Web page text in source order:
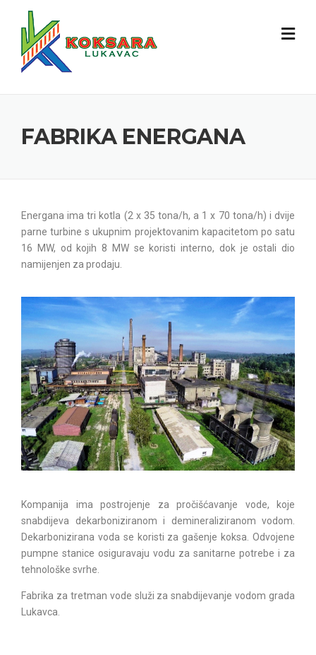
FABRIKA ENERGANA
Energana ima tri kotla (2 x 35 tona/h, a 1 x 70 tona/h) i dvije
parne turbine s ukupnim projektovanim kapacitetom po satu
16 MW, od kojih 8 MW se koristi interno, dok je ostali dio
namijenjen za prodaju.
Kompanija ima postrojenje za pročišćavanje vode, koje
snabdijeva dekarboniziranom i demineraliziranom vodom.
Dekarbonizirana voda se koristi za gašenje koksa. Odvojene
pumpne stanice osiguravaju vodu za sanitarne potrebe i za
tehnološke svrhe.
Fabrika za tretman vode služi za snabdijevanje vodom grada
Lukavca.